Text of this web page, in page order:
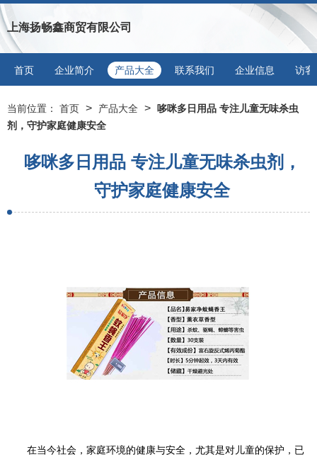
上海扬畅鑫商贸有限公司
首页 企业简介 产品大全 联系我们 企业信息 访客
当前位置： 首页 > 产品大全 >
哆咪多日用品 专注儿童无味杀虫
剂，守护家庭健康安全
哆咪多日用品 专注儿童无味杀虫剂，
守护家庭健康安全
在当今社会，家庭环境的健康与安全，尤其是对儿童的保护，已